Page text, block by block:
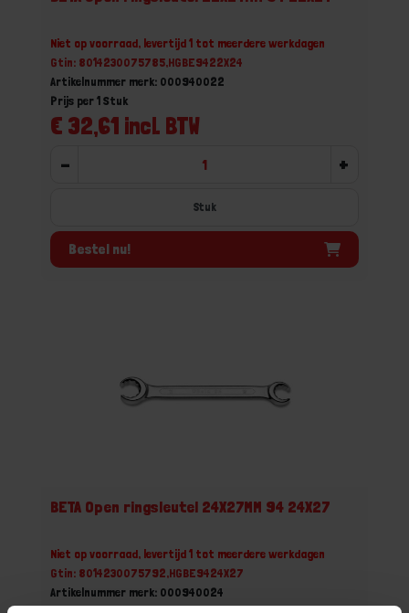
Niet op voorraad, levertijd 1 tot meerdere werkdagen
Gtin: 8014230075785,HGBE9422X24
Artikelnummer merk: 000940022
€ 32,61 incl. BTW
Prijs per 1 Stuk
- +
Stuk
Bestel nu!
BETA Open ringsleutel 24X27MM 94 24X27
Niet op voorraad, levertijd 1 tot meerdere werkdagen
Gtin: 8014230075792,HGBE9424X27
Artikelnummer merk: 000940024